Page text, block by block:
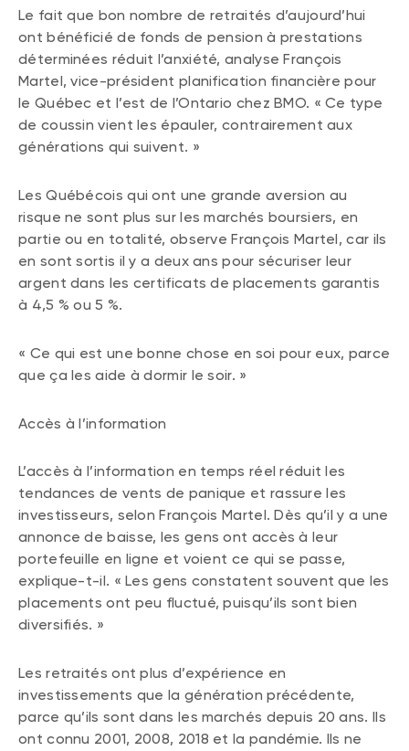
Le fait que bon nombre de retraités d’aujourd’hui
ont bénéficié de fonds de pension à prestations
déterminées réduit l’anxiété, analyse François
Martel, vice-président planification financière pour
le Québec et l’est de l’Ontario chez BMO. « Ce type
de coussin vient les épauler, contrairement aux
générations qui suivent. »
Les Québécois qui ont une grande aversion au
risque ne sont plus sur les marchés boursiers, en
partie ou en totalité, observe François Martel, car ils
en sont sortis il y a deux ans pour sécuriser leur
argent dans les certificats de placements garantis
à 4,5 % ou 5 %.
« Ce qui est une bonne chose en soi pour eux, parce
que ça les aide à dormir le soir. »
Accès à l’information
L’accès à l’information en temps réel réduit les
tendances de vents de panique et rassure les
investisseurs, selon François Martel. Dès qu’il y a une
annonce de baisse, les gens ont accès à leur
portefeuille en ligne et voient ce qui se passe,
explique-t-il. « Les gens constatent souvent que les
placements ont peu fluctué, puisqu’ils sont bien
diversifiés. »
Les retraités ont plus d’expérience en
investissements que la génération précédente,
parce qu’ils sont dans les marchés depuis 20 ans. Ils
ont connu 2001, 2008, 2018 et la pandémie. Ils ne